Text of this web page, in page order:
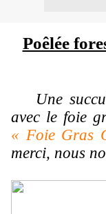
Poêlée
Une
avec le foie
« Foie Gras
merci, nous